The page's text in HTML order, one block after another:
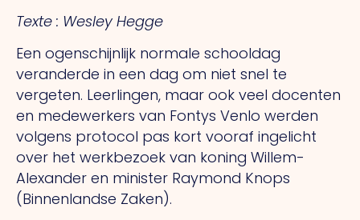
Texte : Wesley Hegge
Een ogenschijnlijk normale schooldag
veranderde in een dag om niet snel te
vergeten. Leerlingen, maar ook veel docenten
en medewerkers van Fontys Venlo werden
volgens protocol pas kort vooraf ingelicht
over het werkbezoek van koning Willem-
Alexander en minister Raymond Knops
(Binnenlandse Zaken).